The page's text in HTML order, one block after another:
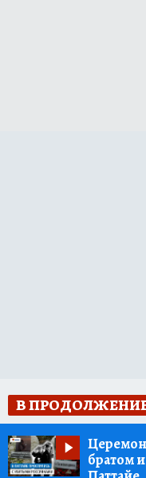
В
братом